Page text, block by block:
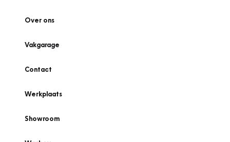
Over ons
Vakgarage
Contact
Werkplaats
Showroom